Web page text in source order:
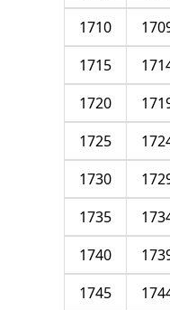
1710
1715
1720
1725
1730
1735
1740
1745